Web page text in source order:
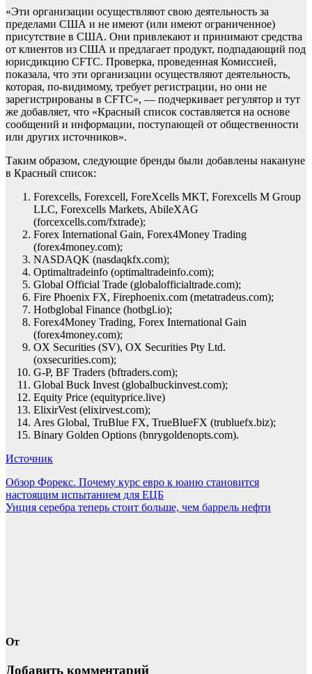
«Эти организации осуществляют свою деятельность за
пределами США и не имеют (или имеют ограниченное)
присутствие в США. Они привлекают и принимают средства
от клиентов из США и предлагает продукт, подпадающий под
юрисдикцию CFTC. Проверка, проведенная Комиссией,
показала, что эти организации осуществляют деятельность,
которая, по-видимому, требует регистрации, но они не
зарегистрированы в CFTC», — подчеркивает регулятор и тут
же добавляет, что «Красный список составляется на основе
сообщений и информации, поступающей от общественности
или других источников».
Таким образом, следующие бренды были добавлены накануне
в Красный список:
Forexcells, Forexcell, ForeXcells MKT, Forexcells M Group
LLC, Forexcells Markets, AbileXAG
(forcexcells.com/fxtrade);
Forex International Gain, Forex4Money Trading
(forex4money.com);
NASDAQK (nasdaqkfx.com);
Optimaltradeinfo (optimaltradeinfo.com);
Global Official Trade (globalofficialtrade.com);
Fire Phoenix FX, Firephoenix.com (metatradeus.com);
Hotbglobal Finance (hotbgl.io);
Forex4Money Trading, Forex International Gain
(forex4money.com);
OX Securities (SV), OX Securities Pty Ltd.
(oxsecurities.com);
G-P, BF Traders (bftraders.com);
Global Buck Invest (globalbuckinvest.com);
Equity Price (equityprice.live)
ElixirVest (elixirvest.com);
Ares Global, TruBlue FX, TrueBlueFX (trubluefx.biz);
Binary Golden Options (bnrygoldenopts.com).
Источник
Навигация
по
Обзор Форекс. Почему курс евро к юаню становится
настоящим испытанием для ЕЦБ
Унция серебра теперь стоит больше, чем баррель нефти
От
Добавить комментарий